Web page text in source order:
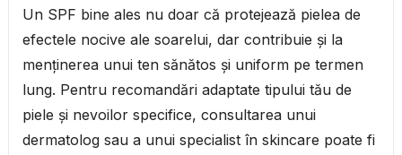
Un SPF bine ales nu doar că protejează pielea de
efectele nocive ale soarelui, dar contribuie și la
menținerea unui ten sănătos și uniform pe termen
lung. Pentru recomandări adaptate tipului tău de
piele și nevoilor specifice, consultarea unui
dermatolog sau a unui specialist în skincare poate fi